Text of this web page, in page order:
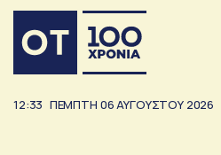
12:33 ΠΕΜΠΤΗ 06ΑΥΓΟΥΣΤΟΥ 2026